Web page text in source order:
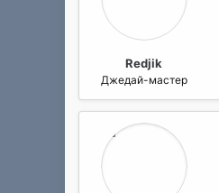
Redjik
Джедай-мастер